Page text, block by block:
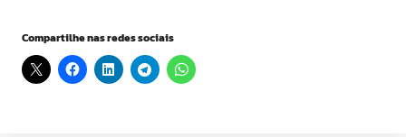
Compartilhe nas redes sociais